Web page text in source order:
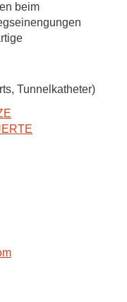
beim
Tunnelkatheter)